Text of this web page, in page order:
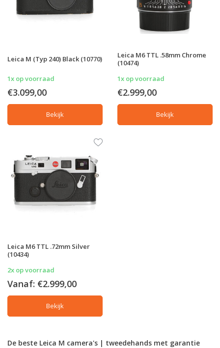
Leica M (Typ 240) Black (10770)
1x op voorraad
€3.099,00
Bekijk
Leica M6 TTL .58mm Chrome
(10474)
1x op voorraad
€2.999,00
Bekijk
Leica M6 TTL .72mm Silver
(10434)
2x op voorraad
Vanaf: €2.999,00
Bekijk
De beste Leica M camera's | tweedehands met garantie